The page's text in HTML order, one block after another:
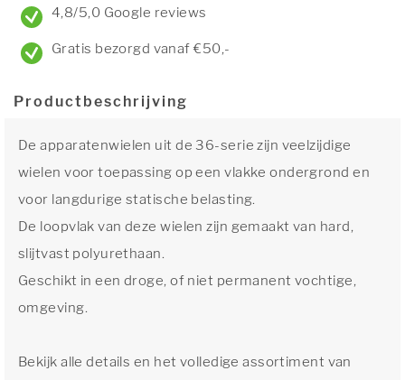
4,8/5,0 Google reviews
Gratis bezorgd vanaf €50,-
Productbeschrijving
De apparatenwielen uit de 36-serie zijn veelzijdige
wielen voor toepassing op een vlakke ondergrond en
voor langdurige statische belasting.
De loopvlak van deze wielen zijn gemaakt van hard,
slijtvast polyurethaan.
Geschikt in een droge, of niet permanent vochtige,
omgeving.
Bekijk alle details en het volledige assortiment van